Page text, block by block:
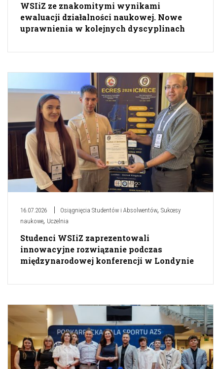
WSIiZ ze znakomitymi wynikami
ewaluacji działalności naukowej. Nowe
uprawnienia w kolejnych dyscyplinach
16.07.2026 Osiągnięcia Studentów i Absolwentów, Sukcesy
naukowe, Uczelnia
Studenci WSIiZ zaprezentowali
innowacyjne rozwiązanie podczas
międzynarodowej konferencji w Londynie